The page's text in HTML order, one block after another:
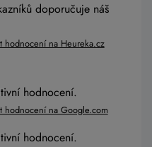
doporučuje náš
hodnocení na Heureka.cz
hodnocení.
hodnocení na Google.com
hodnocení.